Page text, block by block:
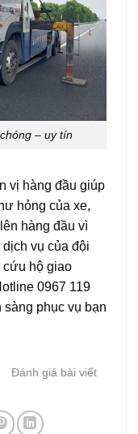
– uy tín
vị hàng đầu giúp
hỏng của xe,
hàng đầu vì
vụ của đội
cứu hộ giao
0967 119
phục vụ bạn
Đánh giá bài viết